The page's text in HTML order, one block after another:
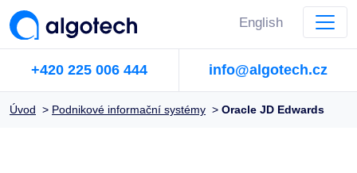
English
+420 225 006 444 info@algotech.cz
Úvod > Podnikové informační systémy > Oracle JD Edwards